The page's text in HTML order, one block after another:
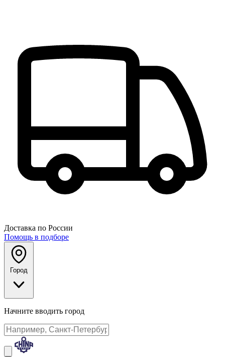
Доставка по России
Помощь в подборе
Город
Начните вводить город